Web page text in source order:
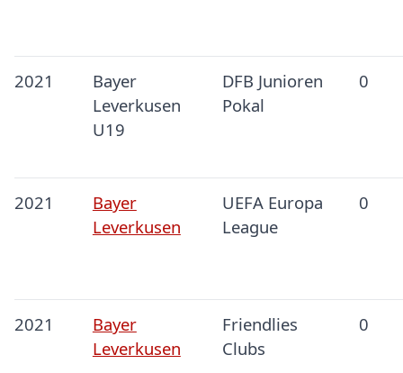
2021
Bayer
Leverkusen
U19
DFB Junioren
Pokal
0
2021
Bayer
Leverkusen
UEFA Europa
League
0
2021
Bayer
Leverkusen
Friendlies
Clubs
0